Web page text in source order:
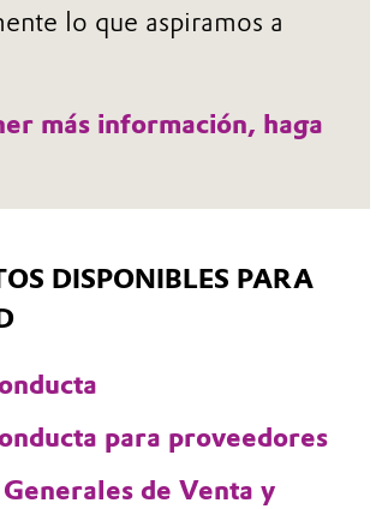
lo que aspiramos a
más información, haga
DISPONIBLES PARA
para proveedores
de Venta y